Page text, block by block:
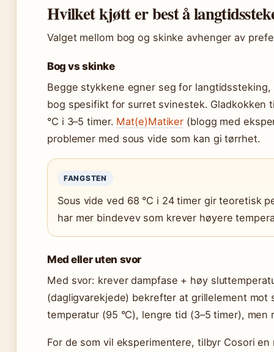
Hvilket kjøtt er best å
Valget mellom bog og skinke avhenger av
Bog vs skinke
Begge stykkene egner seg for
bog spesifikt for surret svinestek. Gladkokken
°C i 3–5 timer. Mat(e)Matiker (blogg med
problemer med sous vide som kan gi tørrhet.
FANGSTEN
Sous vide ved 68 °C i 24 timer gir teoretisk
har mer bindevev som krever høyere
Med eller uten svor
Med svor: krever dampfase + høy
(dagligvarekjede) bekrefter at grillelement
temperatur (95 °C), lengre tid (3–5 timer),
For de som vil eksperimentere, tilbyr Cosori